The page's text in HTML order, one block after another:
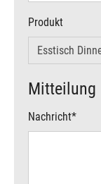
Produkt
Mitteilung
Nachricht*